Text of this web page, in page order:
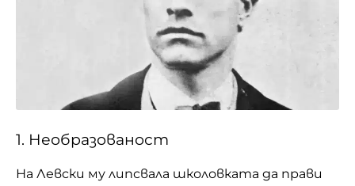
1. Необразованост
На Левски му липсвала школовката да прави